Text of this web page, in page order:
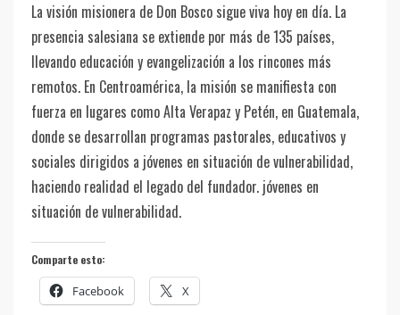
La visión misionera de Don Bosco sigue viva hoy en día. La
presencia salesiana se extiende por más de 135 países,
llevando educación y evangelización a los rincones más
remotos. En Centroamérica, la misión se manifiesta con
fuerza en lugares como Alta Verapaz y Petén, en Guatemala,
donde se desarrollan programas pastorales, educativos y
sociales dirigidos a jóvenes en situación de vulnerabilidad,
haciendo realidad el legado del fundador. jóvenes en
situación de vulnerabilidad.
Comparte esto:
Facebook X